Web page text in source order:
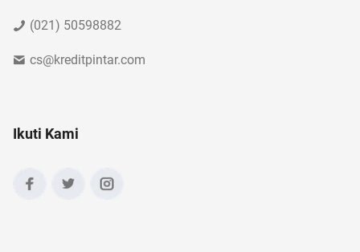
(021) 50598882
cs@kreditpintar.com
Ikuti Kami